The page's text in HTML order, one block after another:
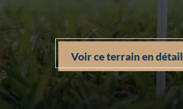
Voir ce terrain en détail